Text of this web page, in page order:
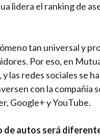
lidera el ranking de
tan universal y
Por eso, en
las redes sociales se
con la compañía
Google+ y YouTube.
de autos será